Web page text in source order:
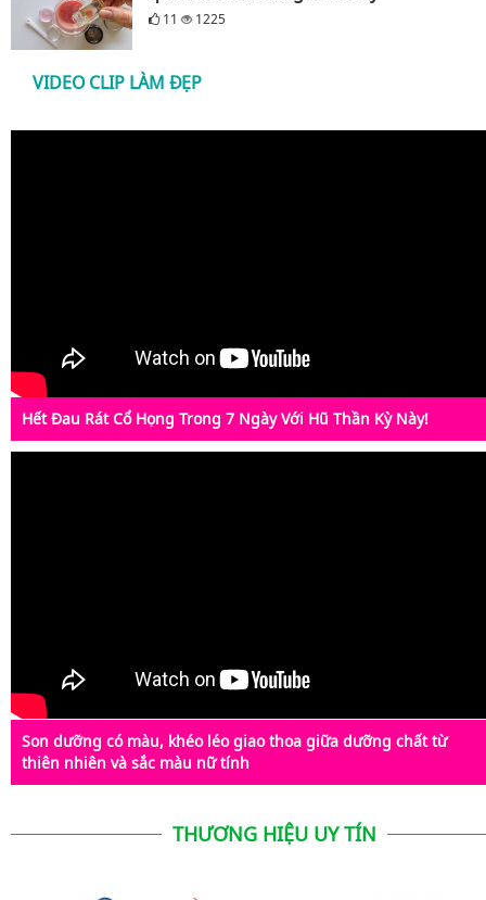
11 1225
VIDEO CLIP LÀM ĐẸP
Hết Đau Rát Cổ Họng Trong 7 Ngày Với Hũ Thần Kỳ Này!
Son dưỡng có màu, khéo léo giao thoa giữa dưỡng chất từ
thiên nhiên và sắc màu nữ tính
THƯƠNG HIỆU UY TÍN